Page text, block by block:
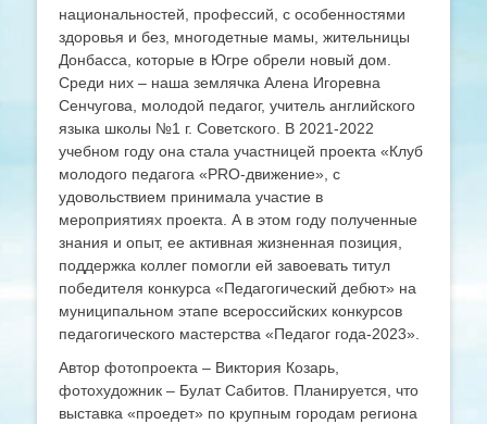
национальностей, профессий, с особенностями
здоровья и без, многодетные мамы, жительницы
Донбасса, которые в Югре обрели новый дом.
Среди них – наша землячка Алена Игоревна
Сенчугова, молодой педагог, учитель английского
языка школы №1 г. Советского. В 2021-2022
учебном году она стала участницей проекта «Клуб
молодого педагога «PRO-движение», с
удовольствием принимала участие в
мероприятиях проекта. А в этом году полученные
знания и опыт, ее активная жизненная позиция,
поддержка коллег помогли ей завоевать титул
победителя конкурса «Педагогический дебют» на
муниципальном этапе всероссийских конкурсов
педагогического мастерства «Педагог года-2023».
Автор фотопроекта – Виктория Козарь,
фотохудожник – Булат Сабитов. Планируется, что
выставка «проедет» по крупным городам региона